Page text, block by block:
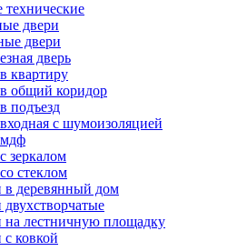
двери
двери
дверь
квартиру
общий коридор
подъезд
с шумоизоляцией
мдф
зеркалом
стеклом
в деревянный дом
на лестничную площадку
ковкой